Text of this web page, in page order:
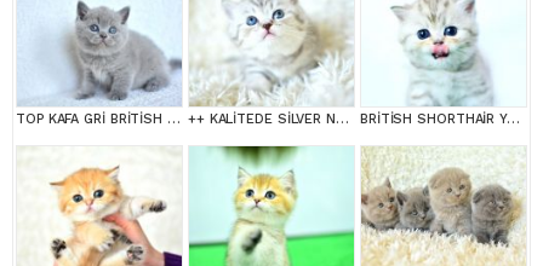
TOP KAFA GRİ BRİTİSH SHORTHAİR YAVRUMUZ ++ KALİTEDE SİLVER NS24 BRİTİSH SHORTHAİR BRİTİSH SHORTHAİR YAVRUMUZ